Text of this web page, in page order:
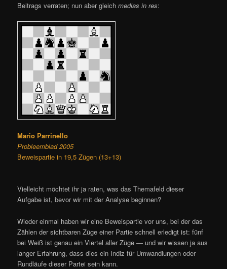
Beitrags verraten; nun aber gleichmedias in res:
Mario Parrinello
Probleemblad 2005
Beweispartie in 19,5 Zügen (13+13)
Vielleicht möchtet ihr ja raten, was das Themafeld dieser
Aufgabe ist, bevor wir mit der Analyse beginnen?
Wieder einmal haben wir eine Beweispartie vor uns, bei der das
Zählen der sichtbaren Züge einer Partie schnell erledigt ist: fünf
bei Weiß ist genau ein Viertel aller Züge — und wir wissen ja aus
langer Erfahrung, dass dies ein Indiz für Umwandlungen oder
Rundläufe dieser Partei sein kann.